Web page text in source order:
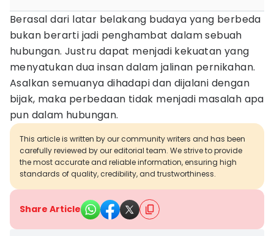
Berasal dari latar belakang budaya yang berbeda
bukan berarti jadi penghambat dalam sebuah
hubungan. Justru dapat menjadi kekuatan yang
menyatukan dua insan dalam jalinan pernikahan.
Asalkan semuanya dihadapi dan dijalani dengan
bijak, maka perbedaan tidak menjadi masalah apa
pun dalam hubungan.
This article is written by our community writers and has been
carefully reviewed by our editorial team. We strive to provide
the most accurate and reliable information, ensuring high
standards of quality, credibility, and trustworthiness.
Share Article